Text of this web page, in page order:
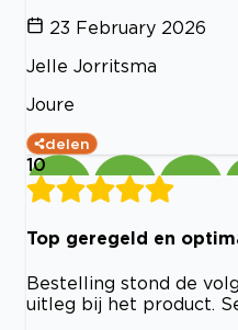
23 February 2026
Jelle Jorritsma
Joure
delen
10
Top geregeld en
Bestelling stond de
uitleg bij het product.